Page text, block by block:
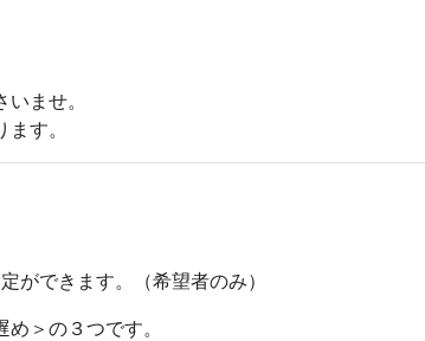
ませ。
す。
ができます。（希望者のみ）
＞の３つです。